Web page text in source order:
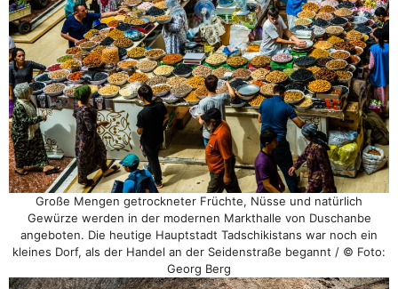
Große Mengen getrockneter Früchte, Nüsse und natürlich
Gewürze werden in der modernen Markthalle von Duschanbe
angeboten. Die heutige Hauptstadt Tadschikistans war noch ein
kleines Dorf, als der Handel an der Seidenstraße begannt / © Foto:
Georg Berg